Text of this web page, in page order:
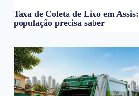
Taxa de Coleta de Lixo em
população precisa saber